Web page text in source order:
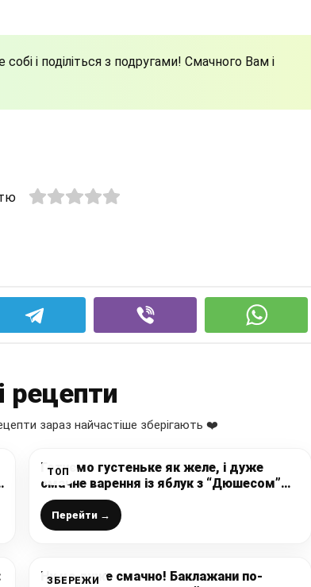
і поділіться з подругами! Смачного Вам і
рецепти
зараз найчастіше зберігають ❤️
ТОП
Готуємо густеньке як желе, і дуже
смачне варення із яблук з “Дюшесом”
або “Барбарисом”: взимку це ідеальний
варіант до будь-якої випічки
Перейти →
ЗБЕРЕЖИ
Ну це дуже смачно! Баклажани по-